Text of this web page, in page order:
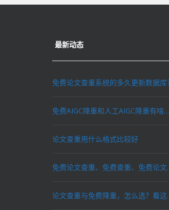
最新动态
免费论文查重系统的多久更新数据库
免费AIGC降重和人工AIGC降重有啥区别？
论文查重用什么格式比较好
免费论文查重、免费查重、
论文查重